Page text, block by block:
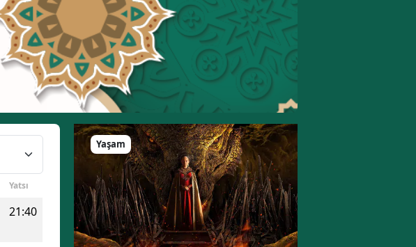
Yatsı
21:40
Yaşam